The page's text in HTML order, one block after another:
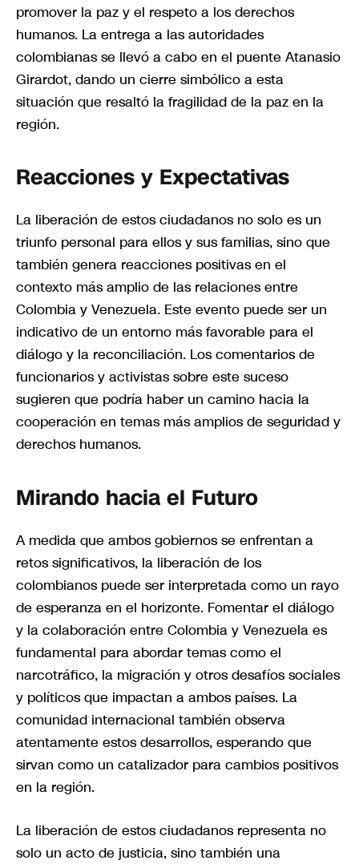
promover la paz y el respeto a los derechos
humanos. La entrega a las autoridades
colombianas se llevó a cabo en el puente Atanasio
Girardot, dando un cierre simbólico a esta
situación que resaltó la fragilidad de la paz en la
región.
Reacciones y Expectativas
La liberación de estos ciudadanos no solo es un
triunfo personal para ellos y sus familias, sino que
también genera reacciones positivas en el
contexto más amplio de las relaciones entre
Colombia y Venezuela. Este evento puede ser un
indicativo de un entorno más favorable para el
diálogo y la reconciliación. Los comentarios de
funcionarios y activistas sobre este suceso
sugieren que podría haber un camino hacia la
cooperación en temas más amplios de seguridad y
derechos humanos.
Mirando hacia el Futuro
A medida que ambos gobiernos se enfrentan a
retos significativos, la liberación de los
colombianos puede ser interpretada como un rayo
de esperanza en el horizonte. Fomentar el diálogo
y la colaboración entre Colombia y Venezuela es
fundamental para abordar temas como el
narcotráfico, la migración y otros desafíos sociales
y políticos que impactan a ambos países. La
comunidad internacional también observa
atentamente estos desarrollos, esperando que
sirvan como un catalizador para cambios positivos
en la región.
La liberación de estos ciudadanos representa no
solo un acto de justicia, sino también una